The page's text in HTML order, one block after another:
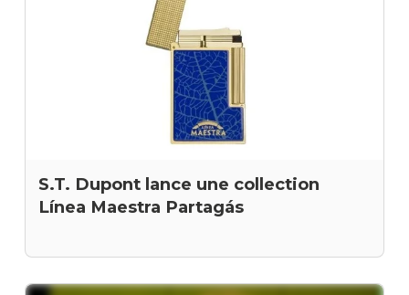
S.T. Dupont lance une collection
Línea Maestra Partagás